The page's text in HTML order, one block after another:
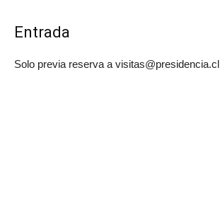
Entrada
Solo previa reserva a visitas@presidencia.cl